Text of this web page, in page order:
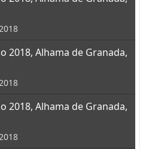
2018, Alhama de Granada,
2018, Alhama de Granada,